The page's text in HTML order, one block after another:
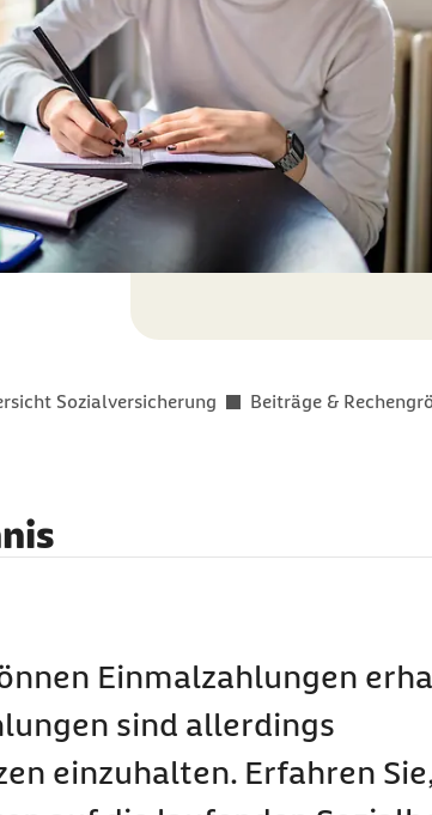
Sozialversicherung Beiträge &
Einmalzahlungen
Die Märzklausel
Einmalzahlungen
sind allerdings
einzuhalten. Erfahren